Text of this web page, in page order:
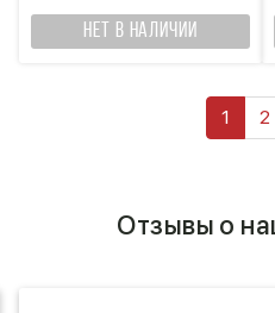
НЕТ В НАЛИЧИИ
1 2
Отзывы о